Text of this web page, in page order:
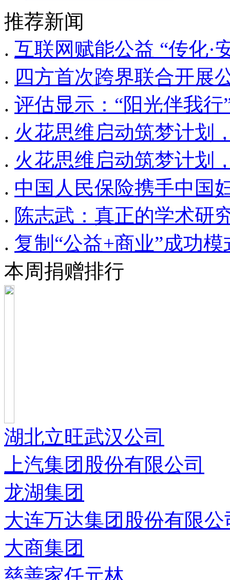
推荐新闻
. 互联网赋能公益 “传化·
. 四方首次跨界联合开展
. 评估显示：“阳光伴我
. 火花思维启动筑梦计划
. 火花思维启动筑梦计划
. 中国人民保险携手中国
. 陈志武：真正的学术研
. 复制“公益+商业”成功
本周捐赠排行
湖北立旺武汉公司
上汽集团股份有限公司
龙湖集团
大连万达集团股份有限公
大商集团